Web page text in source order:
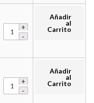
Añadir
al
Carrito
Añadir
al
Carrito